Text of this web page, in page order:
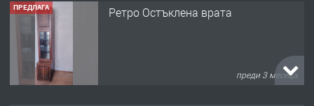
ПРЕДЛАГА Ретро Остъклена врата
преди 3 месеца